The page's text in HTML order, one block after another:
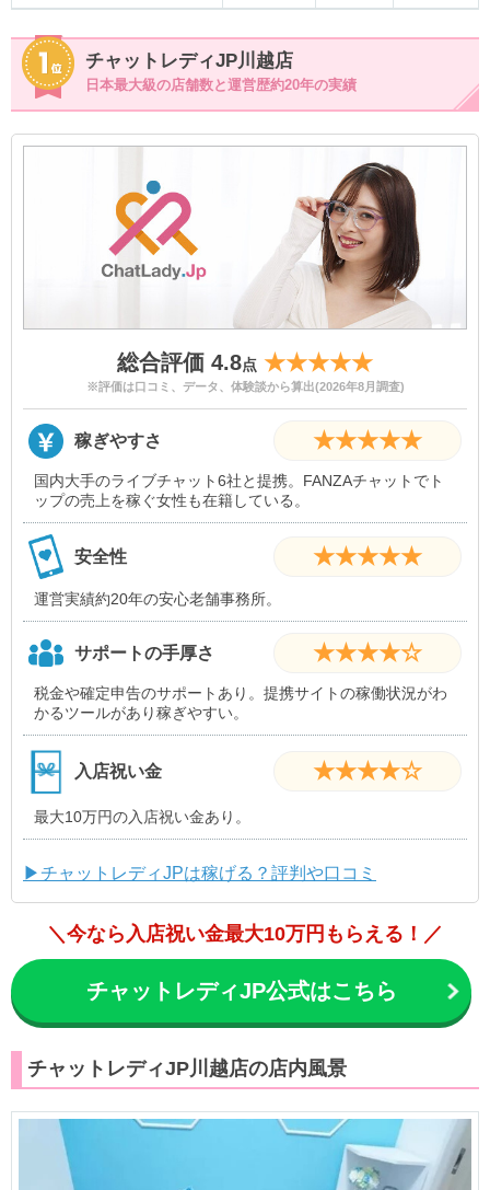
チャットレディJP川越店
日本最大級の店舗数と運営歴約20年の実績
総合評価 4.8点 ★★★★★
※評価は口コミ、データ、体験談から算出(2026年8月調査)
稼ぎやすさ ★★★★★
国内大手のライブチャット6社と提携。FANZAチャットでト
ップの売上を稼ぐ女性も在籍している。
安全性 ★★★★★
運営実績約20年の安心老舗事務所。
サポートの手厚さ ★★★★☆
税金や確定申告のサポートあり。提携サイトの稼働状況がわ
かるツールがあり稼ぎやすい。
入店祝い金 ★★★★☆
最大10万円の入店祝い金あり。
▶チャットレディJPは稼げる？評判や口コミ
＼今なら入店祝い金最大10万円もらえる！／
チャットレディJP公式はこちら
チャットレディJP川越店の店内風景